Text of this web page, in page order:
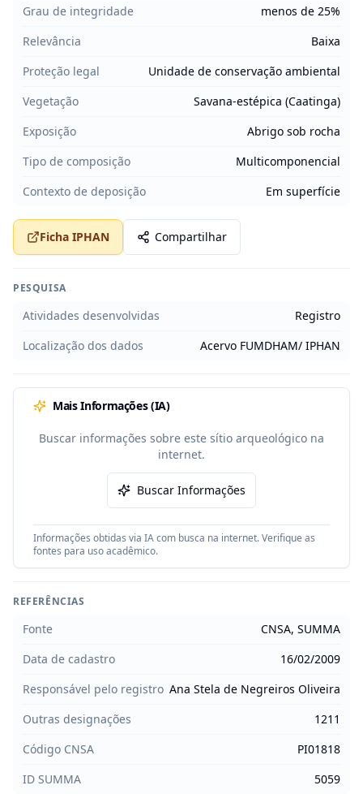
Grau de integridade
menos de 25%
Relevância
Baixa
Proteção legal
Unidade de conservação ambiental
Vegetação
Savana-estépica (Caatinga)
Exposição
Abrigo sob rocha
Tipo de composição
Multicomponencial
Contexto de deposição
Em superfície
Ficha IPHAN Compartilhar
PESQUISA
Atividades desenvolvidas
Registro
Localização dos dados
Acervo FUMDHAM/ IPHAN
Mais Informações (IA)
Buscar informações sobre este sítio arqueológico na
internet.
Buscar Informações
Informações obtidas via IA com busca na internet. Verifique as
fontes para uso acadêmico.
REFERÊNCIAS
Fonte
CNSA, SUMMA
Data de cadastro
16/02/2009
Responsável pelo registro Ana Stela de Negreiros Oliveira
Outras designações
1211
Código CNSA
PI01818
ID SUMMA
5059